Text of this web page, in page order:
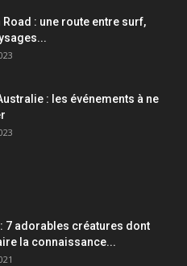
Road : une route entre surf,
: les événements à ne
7 adorables créatures dont
la connaissance...